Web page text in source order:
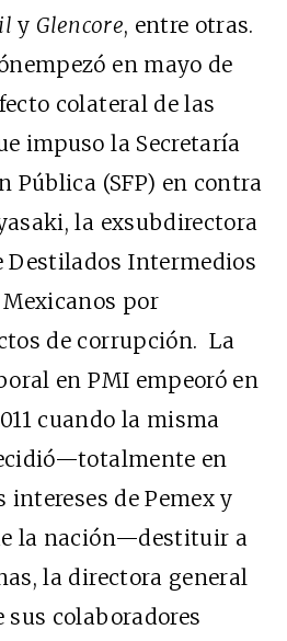
y Glencore, entre otras.
en mayo de
colateral de las
impuso la Secretaría
Pública (SFP) en contra
la exsubdirectora
Destilados Intermedios
Mexicanos por
de corrupción. La
en PMI empeoró en
cuando la misma
en
intereses de Pemex y
la nación—destituir a
la directora general
sus colaboradores